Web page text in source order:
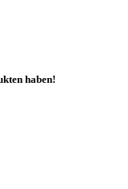
haben!